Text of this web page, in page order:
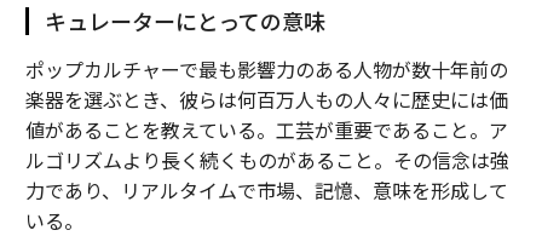
キュレーターにとっての意味
ポップカルチャーで最も影響力のある人物が数十年前の
楽器を選ぶとき、彼らは何百万人もの人々に歴史には価
値があることを教えている。工芸が重要であること。ア
ルゴリズムより長く続くものがあること。その信念は強
力であり、リアルタイムで市場、記憶、意味を形成して
いる。